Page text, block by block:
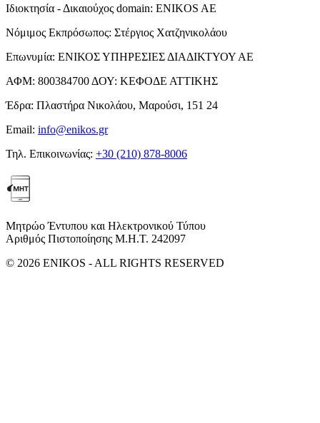
Ιδιοκτησία - Δικαιούχος domain: ENIKOS AE
Νόμιμος Εκπρόσωπος: Στέργιος Χατζηνικολάου
Επωνυμία: ΕΝΙΚΟΣ ΥΠΗΡΕΣΙΕΣ ΔΙΑΔΙΚΤΥΟΥ ΑΕ
ΑΦΜ: 800384700 ΔΟΥ: ΚΕΦΟΔΕ ΑΤΤΙΚΗΣ
Έδρα: Πλαστήρα Νικολάου, Μαρούσι, 151 24
Email: info@enikos.gr
Τηλ. Επικοινωνίας: +30 (210) 878-8006
Μητρώο Έντυπου και Ηλεκτρονικού Τύπου
Αριθμός Πιστοποίησης Μ.Η.Τ. 242097
© 2026 ENIKOS - ALL RIGHTS RESERVED